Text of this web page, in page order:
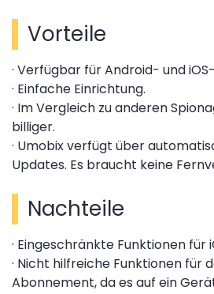
Vorteile
· Verfügbar für Android- und
· Einfache Einrichtung.
· Im Vergleich zu anderen
billiger.
· Umobix verfügt über
Updates. Es braucht keine
Nachteile
· Eingeschränkte Funktionen für
· Nicht hilfreiche Funktionen für
Abonnement, da es auf ein